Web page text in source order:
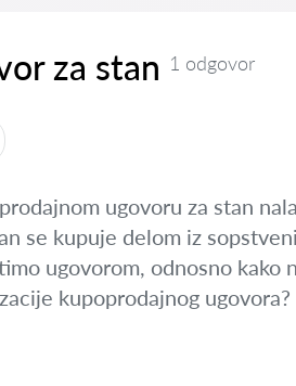
za stan 1 odgovor
ugovoru za stan
se kupuje delom iz
ugovorom, odnosno kako
kupoprodajnog ugovora?